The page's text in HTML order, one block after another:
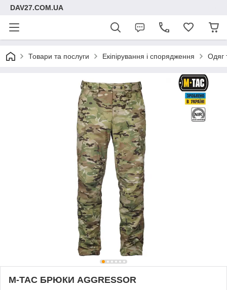
DAV27.COM.UA
Товари та послуги Екіпірування і спорядження Одяг
M-TAC БРЮКИ AGGRESSOR